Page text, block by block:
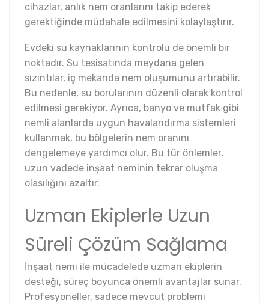
cihazlar, anlık nem oranlarını takip ederek
gerektiğinde müdahale edilmesini kolaylaştırır.
Evdeki su kaynaklarının kontrolü de önemli bir
noktadır. Su tesisatında meydana gelen
sızıntılar, iç mekanda nem oluşumunu artırabilir.
Bu nedenle, su borularının düzenli olarak kontrol
edilmesi gerekiyor. Ayrıca, banyo ve mutfak gibi
nemli alanlarda uygun havalandırma sistemleri
kullanmak, bu bölgelerin nem oranını
dengelemeye yardımcı olur. Bu tür önlemler,
uzun vadede inşaat neminin tekrar oluşma
olasılığını azaltır.
Uzman Ekiplerle Uzun
Süreli Çözüm Sağlama
İnşaat nemi ile mücadelede uzman ekiplerin
desteği, süreç boyunca önemli avantajlar sunar.
Profesyoneller, sadece mevcut problemi